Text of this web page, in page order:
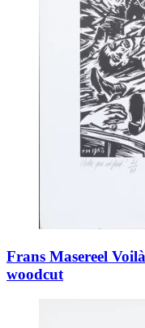
Frans Masereel
woodcut